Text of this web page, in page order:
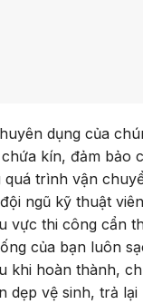
dụng của
kín, đảm bảo
trình vận
ngũ kỹ thuật
vực thi công cẩn
của bạn luôn
khi hoàn thành,
dẹp vệ sinh, trả